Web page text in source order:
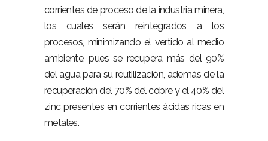
corrientes de proceso de la industria minera,
los cuales serán reintegrados a los
procesos, minimizando el vertido al medio
ambiente, pues se recupera más del 90%
del agua para su reutilización, además de la
recuperación del 70% del cobre y el 40% del
zinc presentes en corrientes ácidas ricas en
metales.